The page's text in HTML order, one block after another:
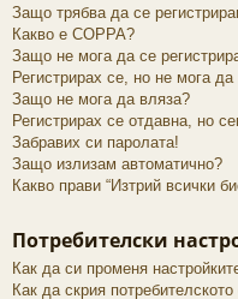
ки
Защо трябва да се
Какво е COPPA?
Защо не мога да се
Регистрирах се, но не мога да
Защо не мога да вляза?
Регистрирах се отдавна, но
Забравих си паролата!
Защо излизам автоматично?
Какво прави “Изтрий всички
Потребителски
Как да си променя
Как да скрия